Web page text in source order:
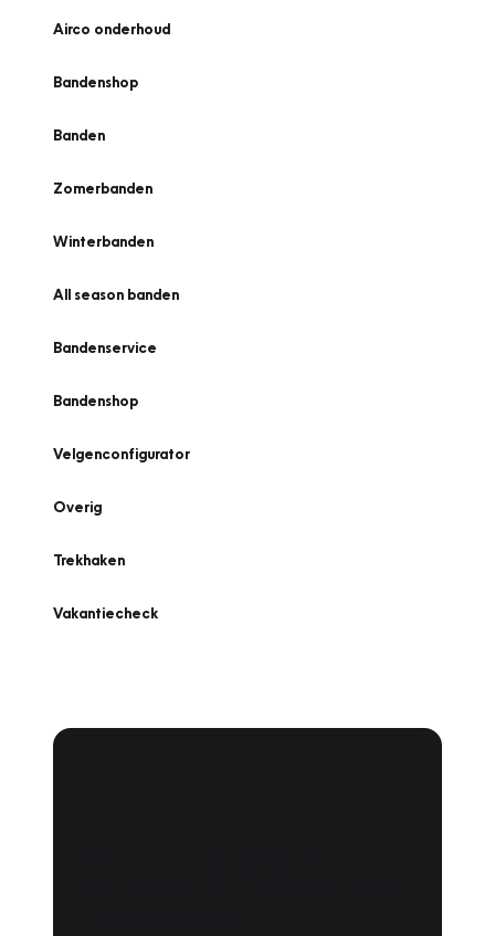
Airco onderhoud
Bandenshop
Banden
Zomerbanden
Winterbanden
All season banden
Bandenservice
Bandenshop
Velgenconfigurator
Overig
Trekhaken
Vakantiecheck